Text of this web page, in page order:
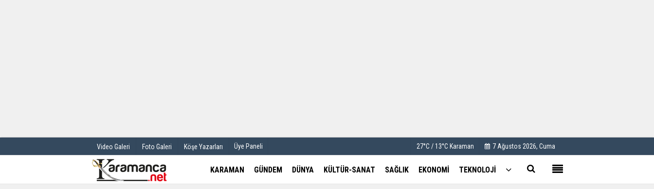
Video Galeri Foto Galeri Köşe Yazarları Üye Paneli 27°C / 13°C Karaman 7 Ağustos 2026, Cuma
KARAMAN GÜNDEM DÜNYA KÜLTÜR-SANAT SAĞLIK EKONOMİ TEKNOLOJİ